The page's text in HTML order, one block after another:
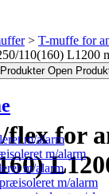
Open
m/alarm
m/alarm
m/alarm
m/alarm
T-muffe for
110(160) L1200
flex for